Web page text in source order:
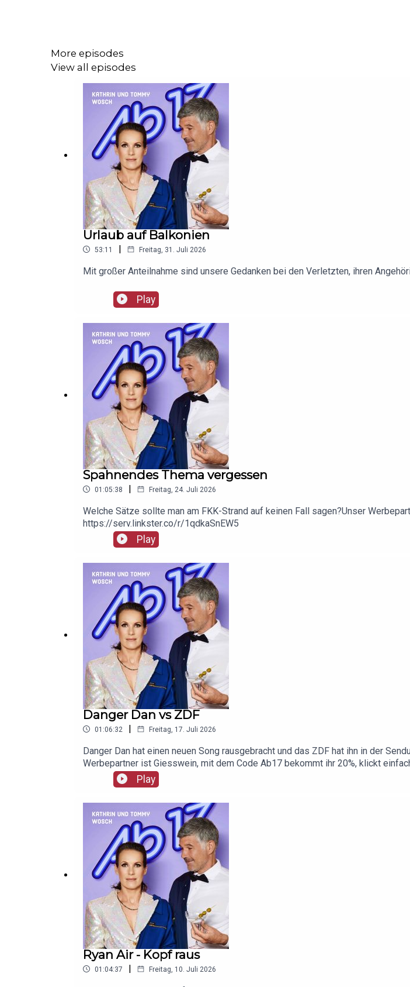
More episodes
View all episodes
Urlaub auf Balkonien
53:11 | Freitag, 31. Juli 2026
Mit großer Anteilnahme sind unsere Gedanken bei den Verletzten, ihren
Play
Spahnendes Thema vergessen
01:05:38 | Freitag, 24. Juli 2026
Welche Sätze sollte man am FKK-Strand auf keinen Fall sagen?Unser
https://serv.linkster.co/r/1qdkaSnEW5
Play
Danger Dan vs ZDF
01:06:32 | Freitag, 17. Juli 2026
Danger Dan hat einen neuen Song rausgebracht und das ZDF hat ihn in der
Werbepartner ist Giesswein, mit dem Code Ab17 bekommt ihr 20%, klickt
Play
Ryan Air - Kopf raus
01:04:37 | Freitag, 10. Juli 2026